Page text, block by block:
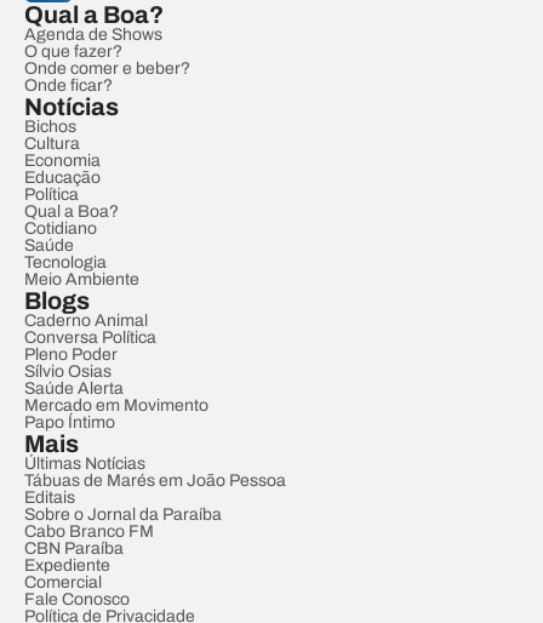
Qual a Boa?
Agenda de Shows
O que fazer?
Onde comer e beber?
Onde ficar?
Notícias
Bichos
Cultura
Economia
Educação
Política
Qual a Boa?
Cotidiano
Saúde
Tecnologia
Meio Ambiente
Blogs
Caderno Animal
Conversa Política
Pleno Poder
Sílvio Osias
Saúde Alerta
Mercado em Movimento
Papo Íntimo
Mais
Últimas Notícias
Tábuas de Marés em João Pessoa
Editais
Sobre o Jornal da Paraíba
Cabo Branco FM
CBN Paraíba
Expediente
Comercial
Fale Conosco
Política de Privacidade